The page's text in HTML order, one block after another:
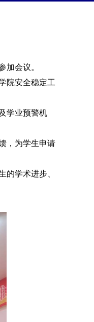
加会议。
院安全稳定工
学业预警机
，为学生申请
的学术进步、